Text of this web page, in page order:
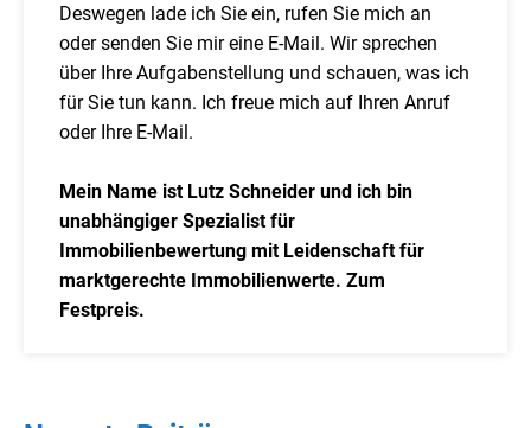
Deswegen lade ich Sie ein, rufen Sie mich an
oder senden Sie mir eine E-Mail. Wir sprechen
über Ihre Aufgabenstellung und schauen, was ich
für Sie tun kann. Ich freue mich auf Ihren Anruf
oder Ihre E-Mail.
Mein Name ist Lutz Schneider und ich bin
unabhängiger Spezialist für
Immobilienbewertung mit Leidenschaft für
marktgerechte Immobilienwerte. Zum
Festpreis.